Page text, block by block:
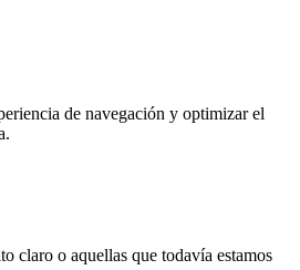
de navegación y optimizar el
claro o aquellas que todavía estamos